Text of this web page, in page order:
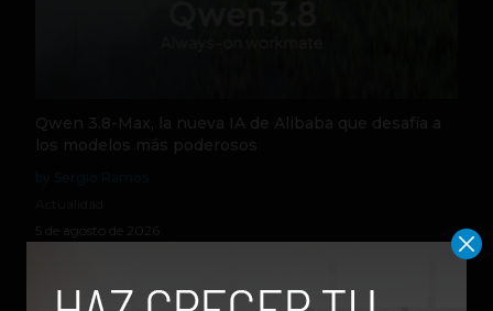
Qwen 3.8-Max, la nueva IA de Alibaba que desafía a
los modelos más poderosos
5 de agosto de 2026